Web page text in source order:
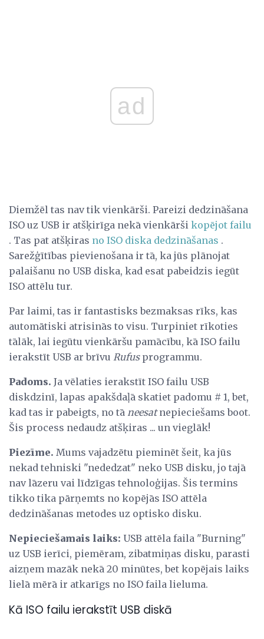
ad
Diemžēl tas nav tik vienkārši. Pareizi dedzināšana
ISO uz USB ir atšķirīga nekā vienkārši kopējot failu
. Tas pat atšķiras no ISO diska dedzināšanas .
Sarežģītības pievienošana ir tā, ka jūs plānojat
palaišanu no USB diska, kad esat pabeidzis iegūt
ISO attēlu tur.
Par laimi, tas ir fantastisks bezmaksas rīks, kas
automātiski atrisinās to visu. Turpiniet rīkoties
tālāk, lai iegūtu vienkāršu pamācību, kā ISO failu
ierakstīt USB ar brīvu Rufusprogrammu.
Padoms. Ja vēlaties ierakstīt ISO failu USB
diskdzinī, lapas apakšdaļā skatiet padomu # 1, bet,
kad tas ir pabeigts, no tā neesatnepieciešams boot.
Šis process nedaudz atšķiras ... un vieglāk!
Piezīme. Mums vajadzētu pieminēt šeit, ka jūs
nekad tehniski "nededzat" neko USB disku, jo tajā
nav lāzeru vai līdzīgas tehnoloģijas. Šis termins
tikko tika pārņemts no kopējās ISO attēla
dedzināšanas metodes uz optisko disku.
Nepieciešamais laiks: USB attēla faila "Burning"
uz USB ierīci, piemēram, zibatmiņas disku, parasti
aizņem mazāk nekā 20 minūtes, bet kopējais laiks
lielā mērā ir atkarīgs no ISO faila lieluma.
Kā ISO failu ierakstīt USB diskā